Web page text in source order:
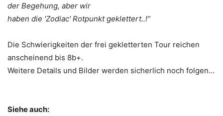
der Begehung, aber wir
haben die 'Zodiac' Rotpunkt geklettert..!“
Die Schwierigkeiten der frei gekletterten Tour reichen
anscheinend bis 8b+.
Weitere Details und Bilder werden sicherlich noch folgen…
Siehe auch: